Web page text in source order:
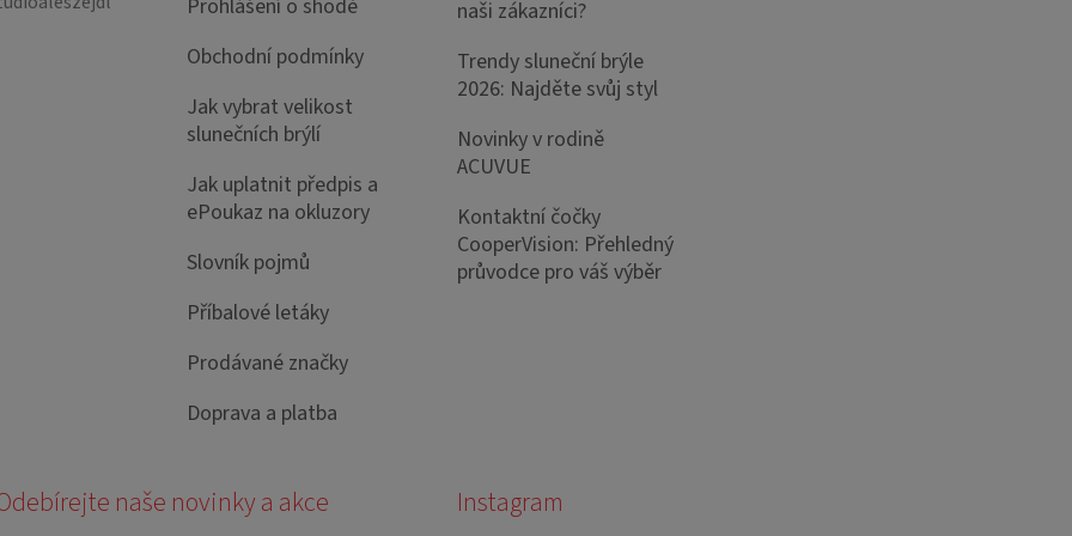
Prohlášení o shodě
Obchodní podmínky
Jak vybrat velikost
slunečních brýlí
Jak uplatnit předpis a
ePoukaz na okluzory
Slovník pojmů
Příbalové letáky
Prodávané značky
Doprava a platba
naši zákazníci?
Trendy sluneční brýle
2026: Najděte svůj styl
Novinky v rodině
ACUVUE
Kontaktní čočky
CooperVision: Přehledný
průvodce pro váš výběr
Instagram